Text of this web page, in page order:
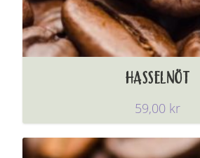
HASSELNÖT
59,00 kr